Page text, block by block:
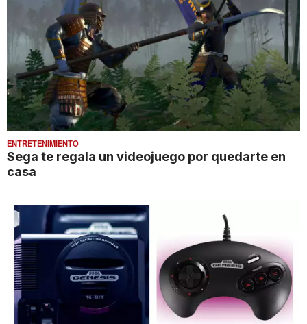
ENTRETENIMIENTO
Sega te regala un videojuego por quedarte en
casa